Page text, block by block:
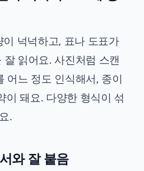
넉넉하고, 표나 도표가
잘 읽어요. 사진처럼 스캔
어느 정도 인식해서, 종이
이 돼요. 다양한 형식이 섞
.
와 잘 붙음